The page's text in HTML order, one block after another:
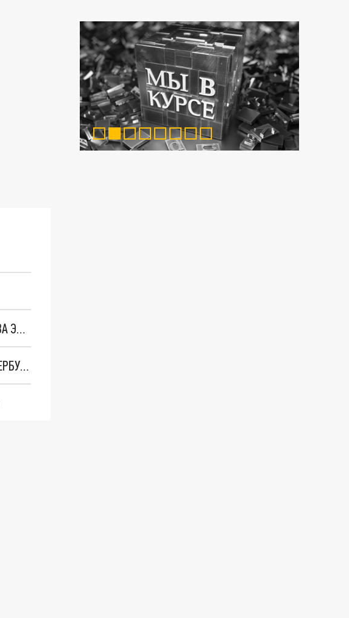
КАК ГРАЖДАНИН УКРАИНЫ ВПЕРВЫЕ В СУДЕБНОЙ ИСТОРИИ ПЕТЕРБУРГА ПОЛУЧИЛ СРОК ЗА ЭКСТРЕМИЗМ
ЗАЛИЛ ИЗ БАЛЛОНЧИКА И ОГРАБИЛ: МИГРАНТ НАПАЛ НА СЛУЧАЙНОГО ПРОХОЖЕГО В ПЕТЕРБУРГЕ